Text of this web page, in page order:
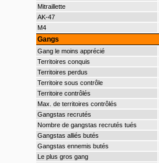
Mitraillette
AK-47
M4
Gangs
Gang le moins apprécié
Territoires conquis
Territoires perdus
Territoire sous contrôle
Territoire contrôlés
Max. de territoires contrôlés
Gangstas recrutés
Nombre de gangstas recrutés tués
Gangstas alliés butés
Gangstas ennemis butés
Le plus gros gang